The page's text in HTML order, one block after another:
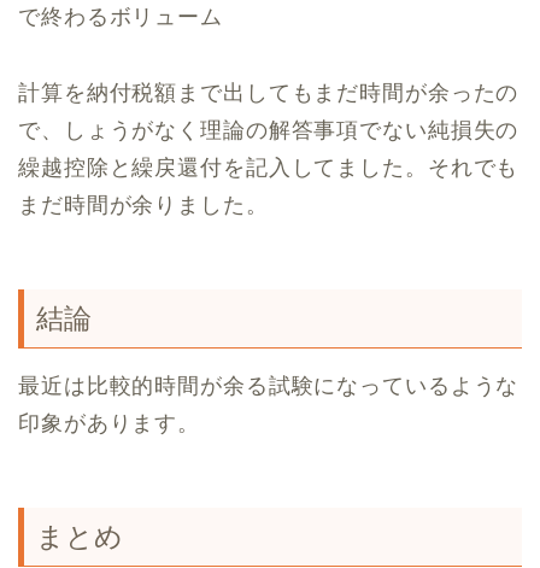
で終わるボリューム
計算を納付税額まで出してもまだ時間が余ったの
で、しょうがなく理論の解答事項でない純損失の
繰越控除と繰戻還付を記入してました。それでも
まだ時間が余りました。
結論
最近は比較的時間が余る試験になっているような
印象があります。
まとめ